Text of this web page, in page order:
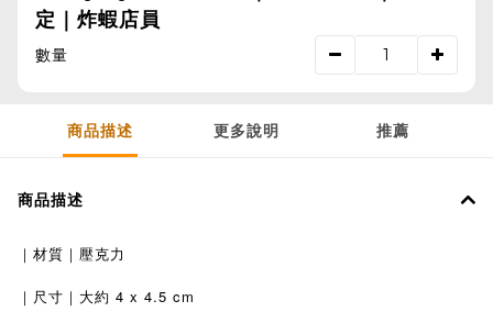
定｜炸蝦店員
數量
商品描述 更多說明 推薦
商品描述
｜材質｜壓克力
｜尺寸｜大約 4 x 4.5 cm